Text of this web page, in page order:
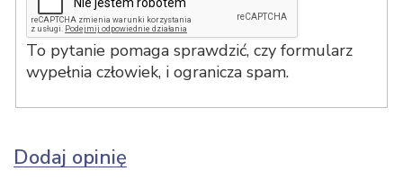
To pytanie pomaga sprawdzić, czy formularz
wypełnia człowiek, i ogranicza spam.
Dodaj opinię